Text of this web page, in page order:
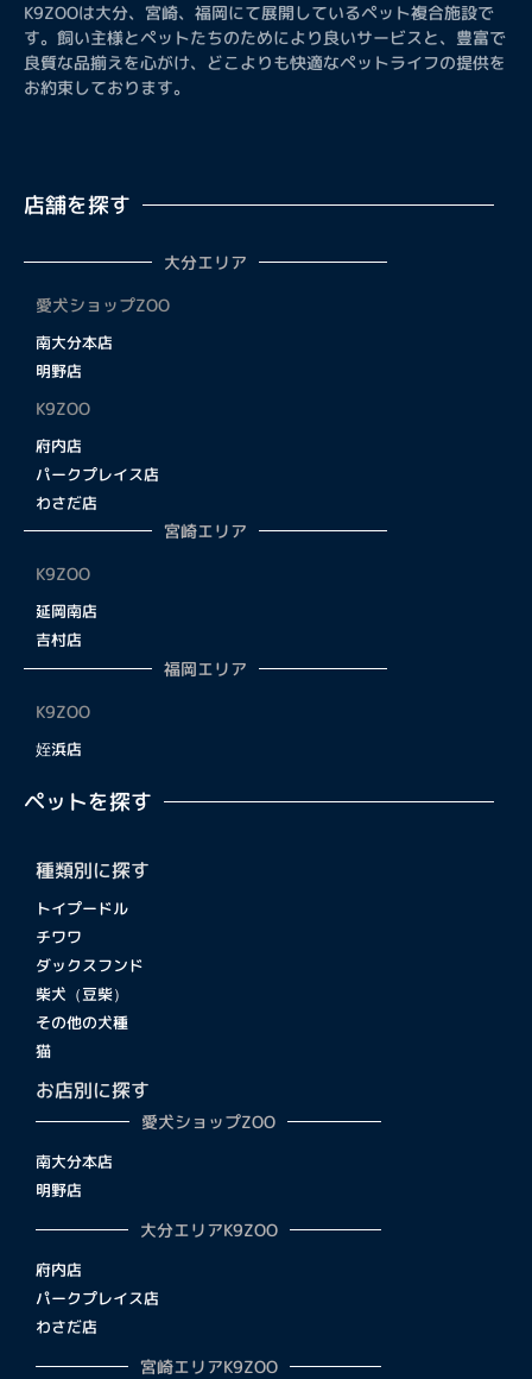
K9ZOOは大分、宮崎、福岡にて展開しているペット複合施設で
す。飼い主様とペットたちのためにより良いサービスと、豊富で
良質な品揃えを心がけ、どこよりも快適なペットライフの提供を
お約束しております。
店舗を探す
大分エリア
愛犬ショップZOO
南大分本店
明野店
K9ZOO
府内店
パークプレイス店
わさだ店
宮崎エリア
K9ZOO
延岡南店
吉村店
福岡エリア
K9ZOO
姪浜店
ペットを探す
種類別に探す
トイプードル
チワワ
ダックスフンド
柴犬（豆柴）
その他の犬種
猫
お店別に探す
愛犬ショップZOO
南大分本店
明野店
大分エリアK9ZOO
府内店
パークプレイス店
わさだ店
宮崎エリアK9ZOO